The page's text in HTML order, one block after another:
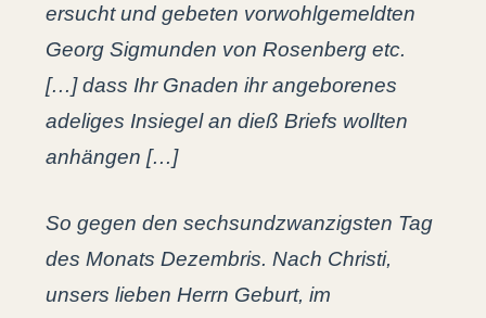
ersucht und gebeten vorwohlgemeldten
Georg Sigmunden von Rosenberg etc.
[…] dass Ihr Gnaden ihr angeborenes
adeliges Insiegel an dieß Briefs wollten
anhängen […]
So gegen den sechsundzwanzigsten Tag
des Monats Dezembris. Nach Christi,
unsers lieben Herrn Geburt, im